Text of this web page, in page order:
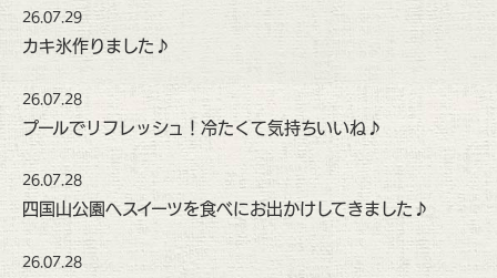
26.07.29
カキ氷作りました♪
26.07.28
プールでリフレッシュ！冷たくて気持ちいいね♪
26.07.28
四国山公園へスイーツを食べにお出かけしてきました♪
26.07.28